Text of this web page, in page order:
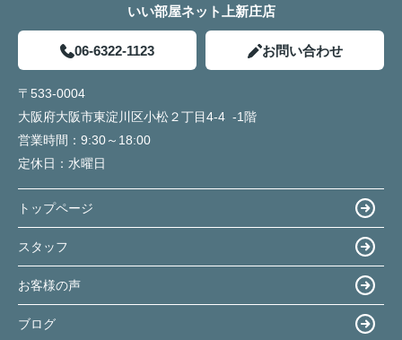
いい部屋ネット上新庄店
06-6322-1123 お問い合わせ
〒533-0004
大阪府大阪市東淀川区小松２丁目4-4 -1階
営業時間： 9:30～18:00
定休日： 水曜日
トップページ
スタッフ
お客様の声
ブログ